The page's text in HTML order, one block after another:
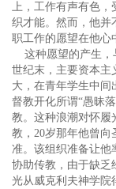
上，工作有声有色，
织才能。然而，他并
职工作的愿望在他心
这种愿望的产生，
世纪末，主要资本主
大，在青年学生中间
督教开化所谓“愚昧
教。这种浪潮对怀履
教，20岁那年他曾
准。该组织准备让他
协助传教，由于缺乏
光从威克利夫神学院